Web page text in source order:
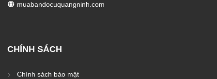
muabandocuquangninh.com
CHÍNH SÁCH
Chính sách bảo mật